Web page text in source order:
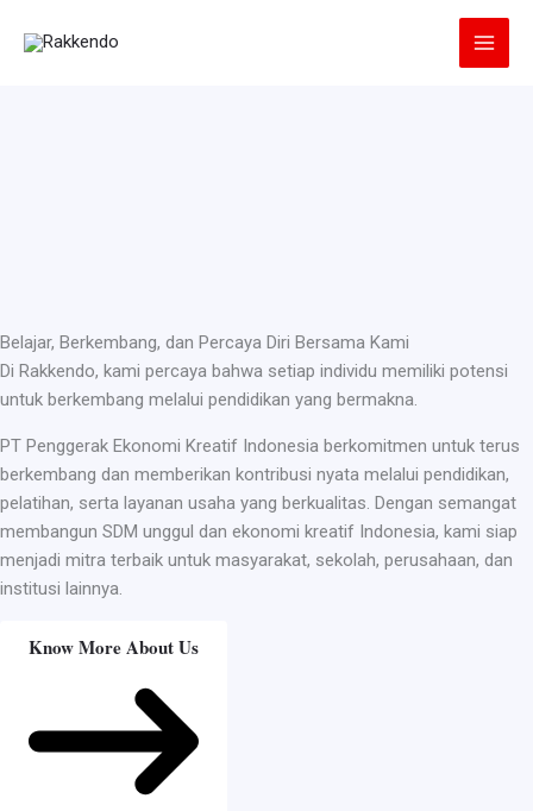
Belajar, Berkembang, dan Percaya Diri Bersama Kami
Di Rakkendo, kami percaya bahwa setiap individu memiliki potensi
untuk berkembang melalui pendidikan yang bermakna.
PT Penggerak Ekonomi Kreatif Indonesia berkomitmen untuk terus
berkembang dan memberikan kontribusi nyata melalui pendidikan,
pelatihan, serta layanan usaha yang berkualitas. Dengan semangat
membangun SDM unggul dan ekonomi kreatif Indonesia, kami siap
menjadi mitra terbaik untuk masyarakat, sekolah, perusahaan, dan
institusi lainnya.
Know More About Us